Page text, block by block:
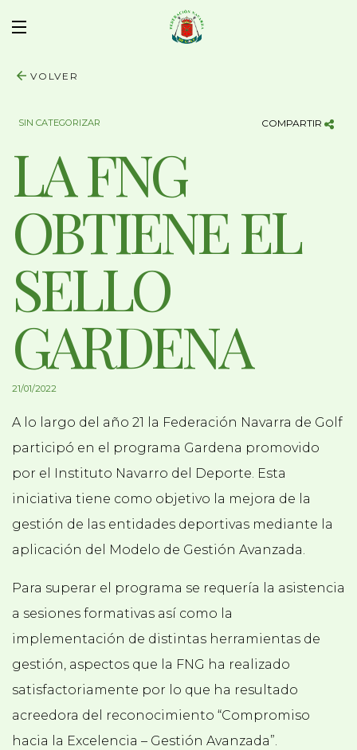
VOLVER
SIN CATEGORIZAR COMPARTIR
LA FNG
OBTIENE EL
SELLO
GARDENA
21/01/2022
A lo largo del año 21 la Federación Navarra de Golf
participó en el programa Gardena promovido
por el Instituto Navarro del Deporte. Esta
iniciativa tiene como objetivo la mejora de la
gestión de las entidades deportivas mediante la
aplicación del Modelo de Gestión Avanzada.
Para superar el programa se requería la asistencia
a sesiones formativas así como la
implementación de distintas herramientas de
gestión, aspectos que la FNG ha realizado
satisfactoriamente por lo que ha resultado
acreedora del reconocimiento “Compromiso
hacia la Excelencia – Gestión Avanzada”.